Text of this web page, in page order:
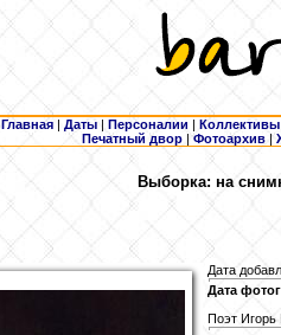
Главная | Даты | Персоналии | Коллективы
Печатный двор |Фотоархив |
Выборка: на
Дата
Дата
Поэт